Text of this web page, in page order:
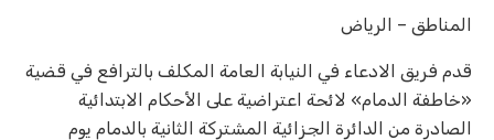
المناطق – الرياض
قدم فريق الادعاء في النيابة العامة المكلف بالترافع في قضية
«خاطفة الدمام» لائحة اعتراضية على الأحكام الابتدائية
الصادرة من الدائرة الجزائية المشتركة الثانية بالدمام يوم